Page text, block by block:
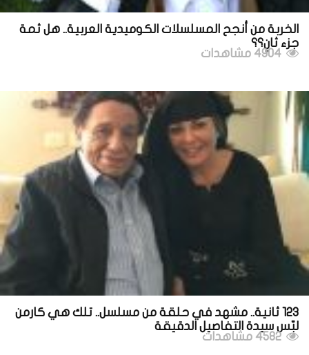
الخربة من أنجح المسلسلات الكوميدية العربية.. هل ثمة
جزء ثانٍ؟؟
123 ثانية.. مشهد في حلقة من مسلسل.. تلك هي كارمن
لبّس سيدة التفاصيل الدقيقة
4582 مشاهدات